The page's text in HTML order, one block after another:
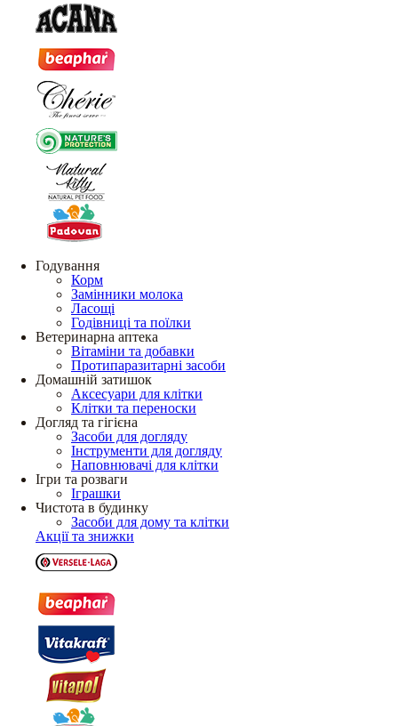
Годування
Корм
Замінники молока
Ласощі
Годівниці та поїлки
Ветеринарна аптека
Вітаміни та добавки
Протипаразитарні засоби
Домашній затишок
Аксесуари для клітки
Клітки та переноски
Догляд та гігієна
Засоби для догляду
Інструменти для догляду
Наповнювачі для клітки
Ігри та розваги
Іграшки
Чистота в будинку
Засоби для дому та клітки
Акції та знижки